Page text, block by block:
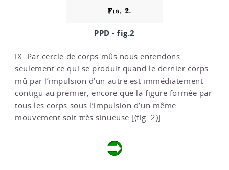
PPD - fig.2
IX. Par cercle de corps mûs nous entendons
seulement ce qui se produit quand le dernier corps
mû par l’impulsion d’un autre est immédiatement
contigu au premier, encore que la figure formée par
tous les corps sous l’impulsion d’un même
mouvement soit très sinueuse [(fig. 2)].